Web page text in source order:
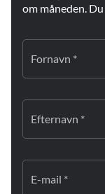
om måneden.
Fornavn *
Efternavn *
E-mail *